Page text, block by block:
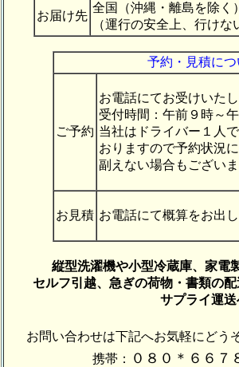
お届け先
全国（沖縄・離島を除く
（運行の安全上、行けな
予約・見積につ
ご予約
お電話にてお受けいた
受付時間：午前９時～
当社はドライバー１人
おりますので予約状況
副えない場合もございま
お見積 お電話にて概算をお出し
縦型洗濯機や小型冷蔵庫、家電
セルフ引越、急ぎの荷物・書類
サプライ運送
お問い合わせは下記へお気軽にどう
携帯：
０８０＊６６７